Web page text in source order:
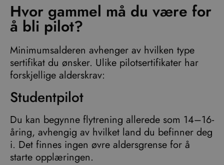
Hvor gammel må du være for
å bli pilot?
Minimumsalderen avhenger av hvilken type
sertifikat du ønsker. Ulike pilotsertifikater har
forskjellige alderskrav:
Studentpilot
Du kan begynne flytrening allerede som 14–16-
åring, avhengig av hvilket land du befinner deg
i. Det finnes ingen øvre aldersgrense for å
starte opplæringen.